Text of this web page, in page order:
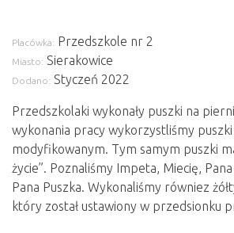
Placówka: Przedszkole nr 2
Miasto: Sierakowice
Dodano: Styczeń 2022
Przedszkolaki wykonały puszki na
wykonania pracy wykorzystliśmy
modyfikowanym. Tym samym puszki
życie”. Poznaliśmy Impeta, Miecię,
Pana Puszka. Wykonaliśmy równiez
który został ustawiony w przedsionku